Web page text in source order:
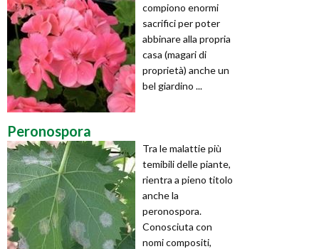
compiono enormi
sacrifici per poter
abbinare alla propria
casa (magari di
proprietà) anche un
bel giardino ...
Peronospora
Tra le malattie più
temibili delle piante,
rientra a pieno titolo
anche la
peronospora.
Conosciuta con
nomi compositi,